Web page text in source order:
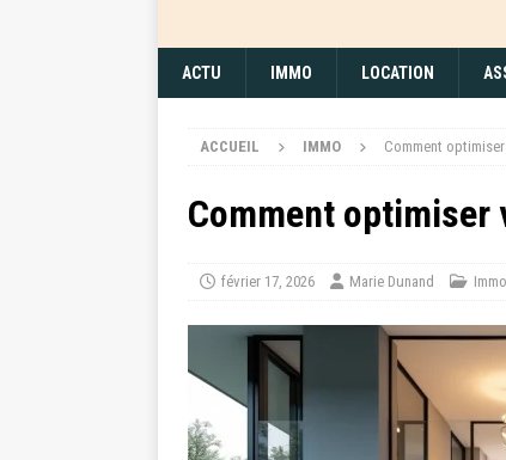
ACTU IMMO LOCATION
ACCUEIL IMMO Comment
Comment optimiser
février 17, 2026 Marie Dunand Immo